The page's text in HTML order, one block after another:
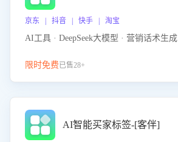
京东 | 抖音 | 快手 | 淘宝
AI工具 · DeepSeek大模型 · 营销话术生成
限时免费已售28+
AI智能买家标签-[客伴]